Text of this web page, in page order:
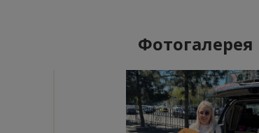
Фотогалерея